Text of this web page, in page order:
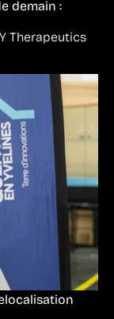
demain :
Therapeutics